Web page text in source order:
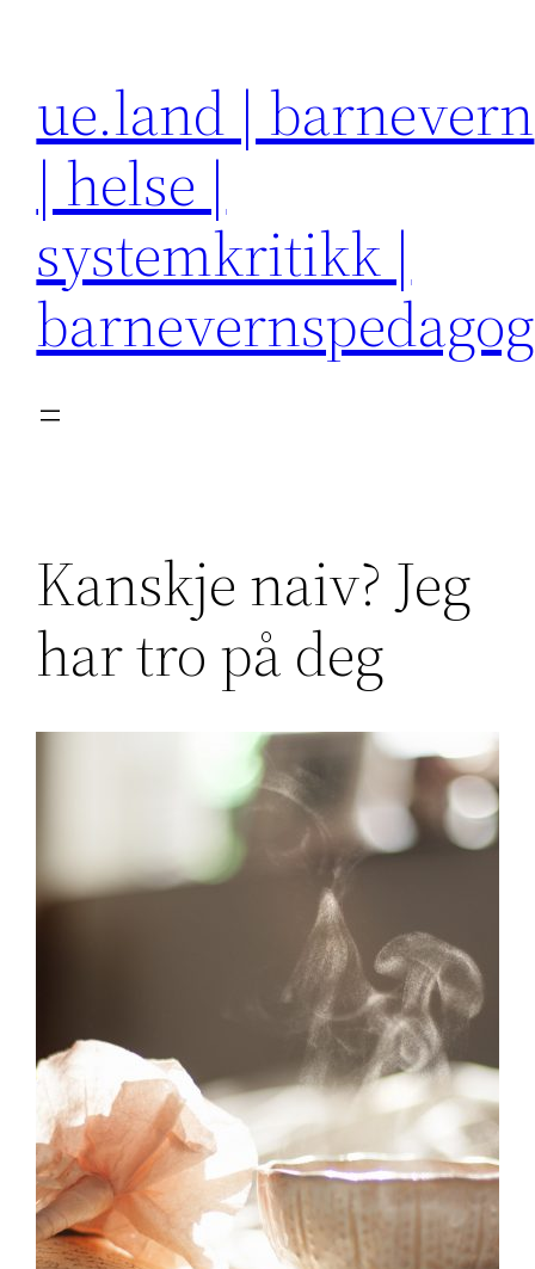
ue.land | barnevern
| helse |
systemkritikk |
barnevernspedagog
Kanskje naiv? Jeg
har tro på deg